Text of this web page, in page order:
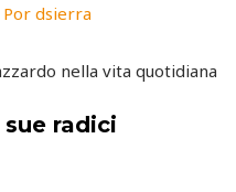
dsierra
nella vita quotidiana
radici